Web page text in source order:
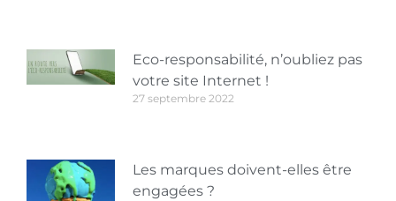
Eco-responsabilité, n’oubliez pas
votre site Internet !
27 septembre 2022
Les marques doivent-elles être
engagées ?